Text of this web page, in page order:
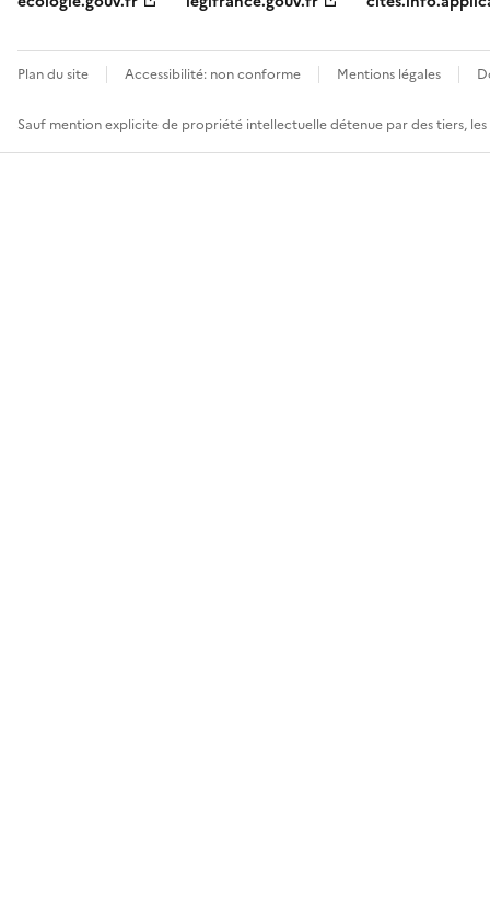
Plan du site Accessibilité: non conforme Mentions légales
Sauf mention explicite de propriété intellectuelle détenue par des tiers,